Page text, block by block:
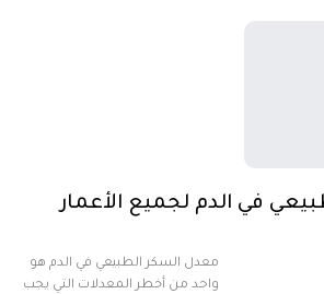
في الدم لجميع الأعمار
معدل السكر الطبيعي في الدم هو
واحد من أخطر المعدلات التي يجب